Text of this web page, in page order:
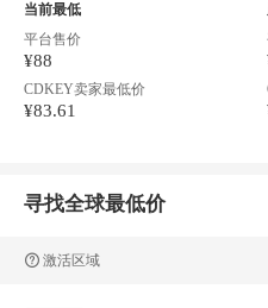
当前最低
平台售价
¥88
CDKEY卖家最低价
¥83.61
寻找全球最低价
激活区域